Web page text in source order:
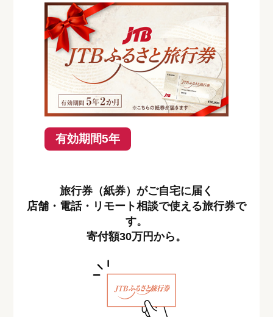
有効期間5年
旅行券（紙券）がご自宅に届く
店舗・電話・リモート相談で使える旅行券で
す。
寄付額30万円から。